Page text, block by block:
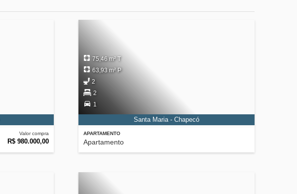
Valor compra
R$ 980.000,00
APARTAMENTO
Apartamento
75,46 m² T
63,93 m² P
2
2
1
Santa Maria - Chapecó